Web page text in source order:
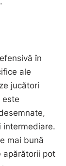
în
ale
jucători
este
intermediare.
mai bună
apărătorii pot